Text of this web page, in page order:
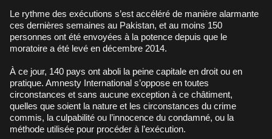
Le rythme des exécutions s’est accéléré de manière alarmante
ces dernières semaines au Pakistan, et au moins 150
personnes ont été envoyées à la potence depuis que le
moratoire a été levé en décembre 2014.
À ce jour, 140 pays ont aboli la peine capitale en droit ou en
pratique. Amnesty International s’oppose en toutes
circonstances et sans aucune exception à ce châtiment,
quelles que soient la nature et les circonstances du crime
commis, la culpabilité ou l’innocence du condamné, ou la
méthode utilisée pour procéder à l’exécution.